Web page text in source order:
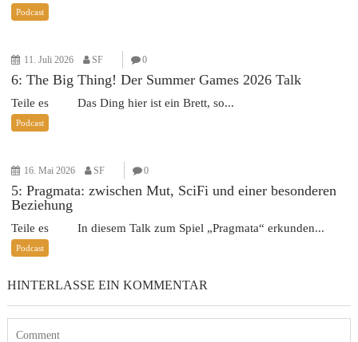
Podcast
11. Juli 2026 SF 0
6: The Big Thing! Der Summer Games 2026 Talk
Teile es Das Ding hier ist ein Brett, so...
Podcast
16. Mai 2026 SF 0
5: Pragmata: zwischen Mut, SciFi und einer besonderen
Beziehung
Teile es In diesem Talk zum Spiel „Pragmata“ erkunden...
Podcast
HINTERLASSE EIN KOMMENTAR